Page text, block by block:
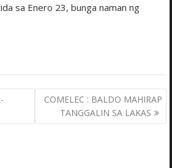
sa Enero 23, bunga naman ng
COMELEC : BALDO MAHIRAP
TANGGALIN SA LAKAS